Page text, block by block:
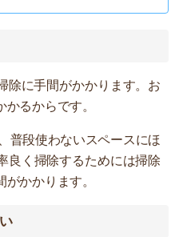
除に手間がかかります。お
るからです。
普段使わないスペースにほ
良く掃除するためには掃除
かかります。